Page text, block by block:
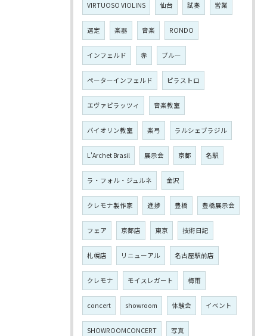
VIRTUOSO VIOLINS 仙台 試奏 営業
選定 楽器 音楽 RONDO
インフェルド 赤 ブルー
ペーターインフェルド ピラストロ
エヴァピラッツィ 音楽教室
バイオリン教室 楽弓 ラルシェブラジル
L'Archet Brasil 展示会 京都 名駅
ラ・フォル・ジュルネ 金沢
クレモナ製作家 進捗 豊橋 豊橋展示会
フェア 京都店 東京 技術日記
札幌店 リニューアル 名古屋駅前店
クレモナ モイスレガート 梅雨
concert showroom 体験会 イベント
SHOWROOMCONCERT 写真